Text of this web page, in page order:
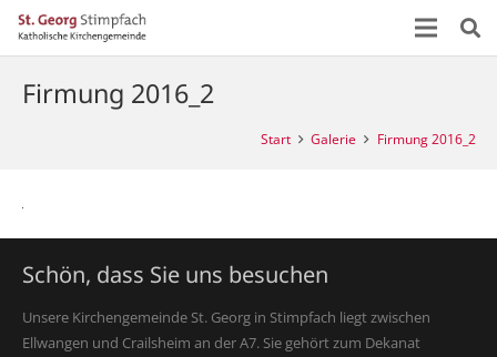
Firmung 2016_2
Start Galerie Firmung 2016_2
Schön, dass Sie uns besuchen
Unsere Kirchengemeinde St. Georg in Stimpfach liegt zwischen
Ellwangen und Crailsheim an der A7. Sie gehört zum Dekanat